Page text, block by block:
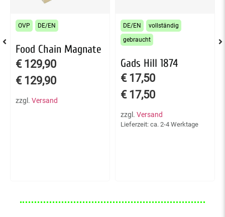
Food Chain Magnate
€ 129,90
€ 129,90
zzgl. Versand
OVP DE/EN
Gads Hill 1874
€ 17,50
€ 17,50
zzgl. Versand
Lieferzeit: ca. 2-4 Werktage
DE/EN
vollständig
gebraucht